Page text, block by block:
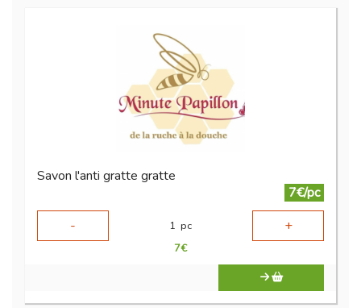
Savon l'anti gratte gratte
7€/pc
-
1 pc +
7€